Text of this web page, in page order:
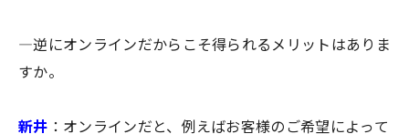
―逆にオンラインだからこそ得られるメリットはありま
すか。
新井 ：オンラインだと、例えばお客様のご希望によって